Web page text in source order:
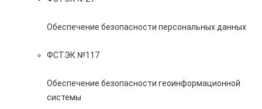
Обеспечение безопасности персональных данных
ФСТЭК №117
Обеспечение безопасности геоинформационной
системы